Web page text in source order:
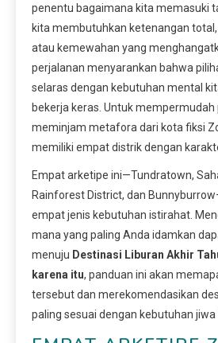
penentu bagaimana kita memasuki
kita membutuhkan ketenangan
atau kemewahan yang
perjalanan menyarankan bahwa
selaras dengan kebutuhan mental
bekerja keras. Untuk
meminjam metafora dari kota fiksi
memiliki empat distrik dengan
Empat arketipe ini—Tundratown,
Rainforest District, dan
empat jenis kebutuhan istirahat.
mana yang paling Anda idamkan
menuju Destinasi Liburan Akhir
karena itu, panduan ini akan
tersebut dan merekomendasikan
paling sesuai dengan kebutuhan jiwa